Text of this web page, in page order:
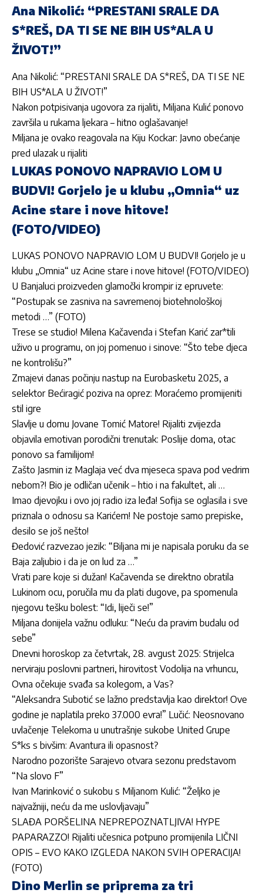
Ana Nikolić: “PRESTANI SRALE DA
S*REŠ, DA TI SE NE BIH US*ALA U
ŽIVOT!”
Ana Nikolić: “PRESTANI SRALE DA S*REŠ, DA TI SE NE
BIH US*ALA U ŽIVOT!”
Nakon potpisivanja ugovora za rijaliti, Miljana Kulić ponovo
završila u rukama ljekara – hitno oglašavanje!
Miljana je ovako reagovala na Kiju Kockar: Javno obećanje
pred ulazak u rijaliti
LUKAS PONOVO NAPRAVIO LOM U
BUDVI! Gorjelo je u klubu „Omnia“ uz
Acine stare i nove hitove!
(FOTO/VIDEO)
LUKAS PONOVO NAPRAVIO LOM U BUDVI! Gorjelo je u
klubu „Omnia“ uz Acine stare i nove hitove! (FOTO/VIDEO)
U Banjaluci proizveden glamočki krompir iz epruvete:
“Postupak se zasniva na savremenoj biotehnološkoj
metodi …” (FOTO)
Trese se studio! Milena Kačavenda i Stefan Karić zar*tili
uživo u programu, on joj pomenuo i sinove: “Što tebe djeca
ne kontrolišu?”
Zmajevi danas počinju nastup na Eurobasketu 2025, a
selektor Bećiragić poziva na oprez: Moraćemo promijeniti
stil igre
Slavlje u domu Jovane Tomić Matore! Rijaliti zvijezda
objavila emotivan porodični trenutak: Poslije doma, otac
ponovo sa familijom!
Zašto Jasmin iz Maglaja već dva mjeseca spava pod vedrim
nebom?! Bio je odličan učenik – htio i na fakultet, ali …
Imao djevojku i ovo joj radio iza leđa! Sofija se oglasila i sve
priznala o odnosu sa Karićem! Ne postoje samo prepiske,
desilo se još nešto!
Đedović razvezao jezik: “Biljana mi je napisala poruku da se
Baja zaljubio i da je on lud za …”
Vrati pare koje si dužan! Kačavenda se direktno obratila
Lukinom ocu, poručila mu da plati dugove, pa spomenula
njegovu tešku bolest: “Idi, liječi se!”
Miljana donijela važnu odluku: “Neću da pravim budalu od
sebe”
Dnevni horoskop za četvrtak, 28. avgust 2025: Strijelca
nerviraju poslovni partneri, hirovitost Vodolija na vrhuncu,
Ovna očekuje svađa sa kolegom, a Vas?
“Aleksandra Subotić se lažno predstavlja kao direktor! Ove
godine je naplatila preko 37.000 evra!” Lučić: Neosnovano
uvlačenje Telekoma u unutrašnje sukobe United Grupe
S*ks s bivšim: Avantura ili opasnost?
Narodno pozorište Sarajevo otvara sezonu predstavom
“Na slovo F”
Ivan Marinković o sukobu s Miljanom Kulić: “Željko je
najvažniji, neću da me uslovljavaju”
SLAĐA PORŠELINA NEPREPOZNATLJIVA! HYPE
PAPARAZZO! Rijaliti učesnica potpuno promijenila LIČNI
OPIS – EVO KAKO IZGLEDA NAKON SVIH OPERACIJA!
(FOTO)
Dino Merlin se priprema za tri